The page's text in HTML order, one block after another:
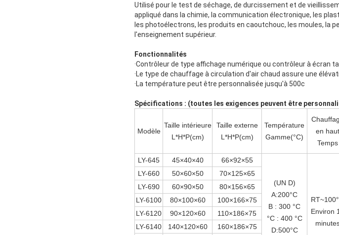
Utilisé pour le test de séchage, de durcissement et de
appliqué dans la chimie, la communication électronique, les
les photoélectrons, les produits en caoutchouc, les moules, la
l'enseignement supérieur.
Fonctionnalités
·Contrôleur de type affichage numérique ou contrôleur à écran
·Le type de chauffage à circulation d'air chaud assure une
·La température peut être personnalisée jusqu'à 500c
Spécifications : (toutes les exigences peuvent être
Modèle
Taille intérieure
L*H*P(cm)
Taille externe
L*H*P(cm)
Température
Gamme(°C)
en haut
Temps
LY-645 45×40×40 66×92×55
(UN D)
A:200°C
B : 300 °C
°C : 400 °C
D:500°C
Environ
LY-660
50×60×50 70×125×65
LY-690
60×90×50 80×156×65
LY-6100
80×100×60 100×166×75
LY-6120
90×120×60 110×186×75
LY-6140
140×120×60 160×186×75